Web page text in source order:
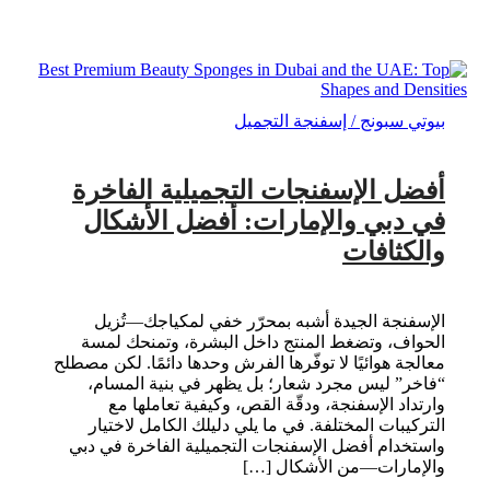
بيوتي سبونج / إسفنجة التجميل
أفضل الإسفنجات التجميلية الفاخرة
في دبي والإمارات: أفضل الأشكال
والكثافات
الإسفنجة الجيدة أشبه بمحرّر خفي لمكياجك—تُزيل
الحواف، وتضغط المنتج داخل البشرة، وتمنحك لمسة
معالجة هوائيًا لا توفّرها الفرش وحدها دائمًا. لكن مصطلح
“فاخر” ليس مجرد شعار؛ بل يظهر في بنية المسام،
وارتداد الإسفنجة، ودقّة القص، وكيفية تعاملها مع
التركيبات المختلفة. في ما يلي دليلك الكامل لاختيار
واستخدام أفضل الإسفنجات التجميلية الفاخرة في دبي
والإمارات—من الأشكال […]